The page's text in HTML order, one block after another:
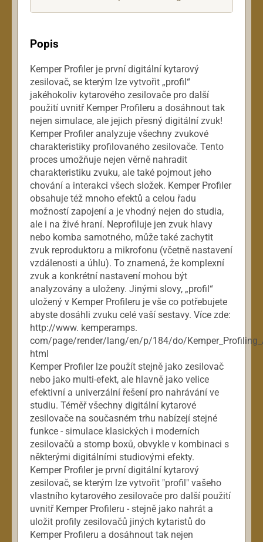
Popis
Kemper Profiler je první digitální kytarový
zesilovač, se kterým lze vytvořit „profil“
jakéhokoliv kytarového zesilovače pro další
použití uvnitř Kemper Profileru a dosáhnout tak
nejen simulace, ale jejich přesný digitální zvuk!
Kemper Profiler analyzuje všechny zvukové
charakteristiky profilovaného zesilovače. Tento
proces umožňuje nejen věrně nahradit
charakteristiku zvuku, ale také pojmout jeho
chování a interakci všech složek. Kemper Profiler
obsahuje též mnoho efektů a celou řadu
možností zapojení a je vhodný nejen do studia,
ale i na živé hraní. Neprofiluje jen zvuk hlavy
nebo komba samotného, může také zachytit
zvuk reproduktoru a mikrofonu (včetně nastavení
vzdálenosti a úhlu). To znamená, že komplexní
zvuk a konkrétní nastavení mohou být
analyzovány a uloženy. Jinými slovy, „profil“
uložený v Kemper Profileru je vše co potřebujete
abyste dosáhli zvuku celé vaší sestavy. Více zde:
http://www. kemperamps.
com/page/render/lang/en/p/184/do/
html
Kemper Profiler lze použít stejně jako zesilovač
nebo jako multi-efekt, ale hlavně jako velice
efektivní a univerzální řešení pro nahrávání ve
studiu. Téměř všechny digitální kytarové
zesilovače na současném trhu nabízejí stejné
funkce - simulace klasických i moderních
zesilovačů a stomp boxů, obvykle v kombinaci s
některými digitálními studiovými efekty.
Kemper Profiler je první digitální kytarový
zesilovač, se kterým lze vytvořit "profil" vašeho
vlastního kytarového zesilovače pro další použití
uvnitř Kemper Profileru - stejně jako nahrát a
uložit profily zesilovačů jiných kytaristů do
Kemper Profileru a dosáhnout tak nejen